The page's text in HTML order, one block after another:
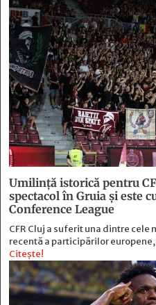
Umilință istorică pentru
spectacol în Gruia și este
Conference League
CFR Cluj a suferit una dintre
recentă a participărilor
Citește!